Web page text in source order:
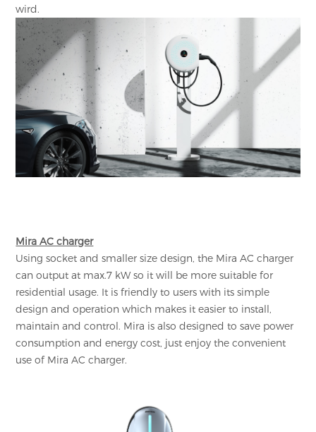
wird.
Mira AC charger
Using socket and smaller size design, the Mira AC charger
can output at max.7 kW so it will be more suitable for
residential usage. It is friendly to users with its simple
design and operation which makes it easier to install,
maintain and control. Mira is also designed to save power
consumption and energy cost, just enjoy the convenient
use of Mira AC charger.